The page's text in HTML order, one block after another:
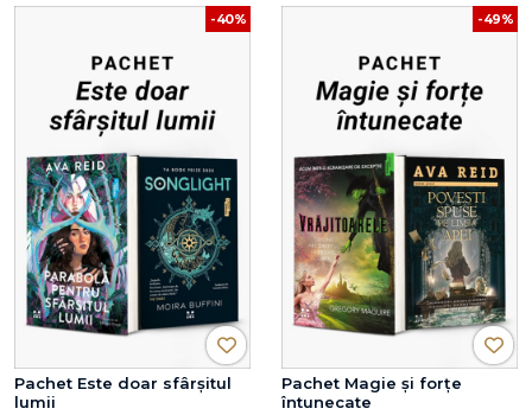
-40%
Pachet Este doar sfârșitul
lumii
-49%
Pachet Magie și forțe
întunecate